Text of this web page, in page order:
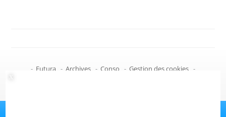
- Futura - Archives - Conso - Gestion des cookies -